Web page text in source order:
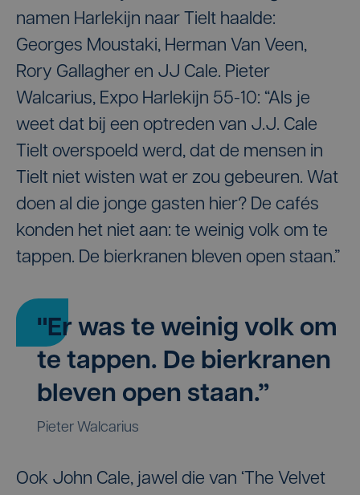
namen Harlekijn naar Tielt haalde:
Georges Moustaki, Herman Van Veen,
Rory Gallagher en JJ Cale. Pieter
Walcarius, Expo Harlekijn 55-10: “Als je
weet dat bij een optreden van J.J. Cale
Tielt overspoeld werd, dat de mensen in
Tielt niet wisten wat er zou gebeuren. Wat
doen al die jonge gasten hier? De cafés
konden het niet aan: te weinig volk om te
tappen. De bierkranen bleven open staan.”
"Er was te weinig volk om
te tappen. De bierkranen
bleven open staan.”
Pieter Walcarius
Ook John Cale, jawel die van ‘The Velvet